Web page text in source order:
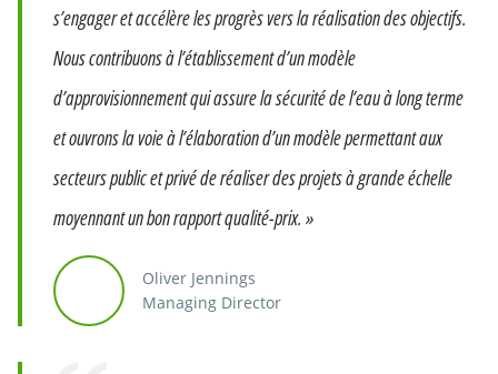
s’engager et accélère les progrès vers la réalisation des objectifs.
Nous contribuons à l’établissement d’un modèle
d’approvisionnement qui assure la sécurité de l’eau à long terme
et ouvrons la voie à l’élaboration d’un modèle permettant aux
secteurs public et privé de réaliser des projets à grande échelle
moyennant un bon rapport qualité-prix. »
Oliver Jennings
Managing Director